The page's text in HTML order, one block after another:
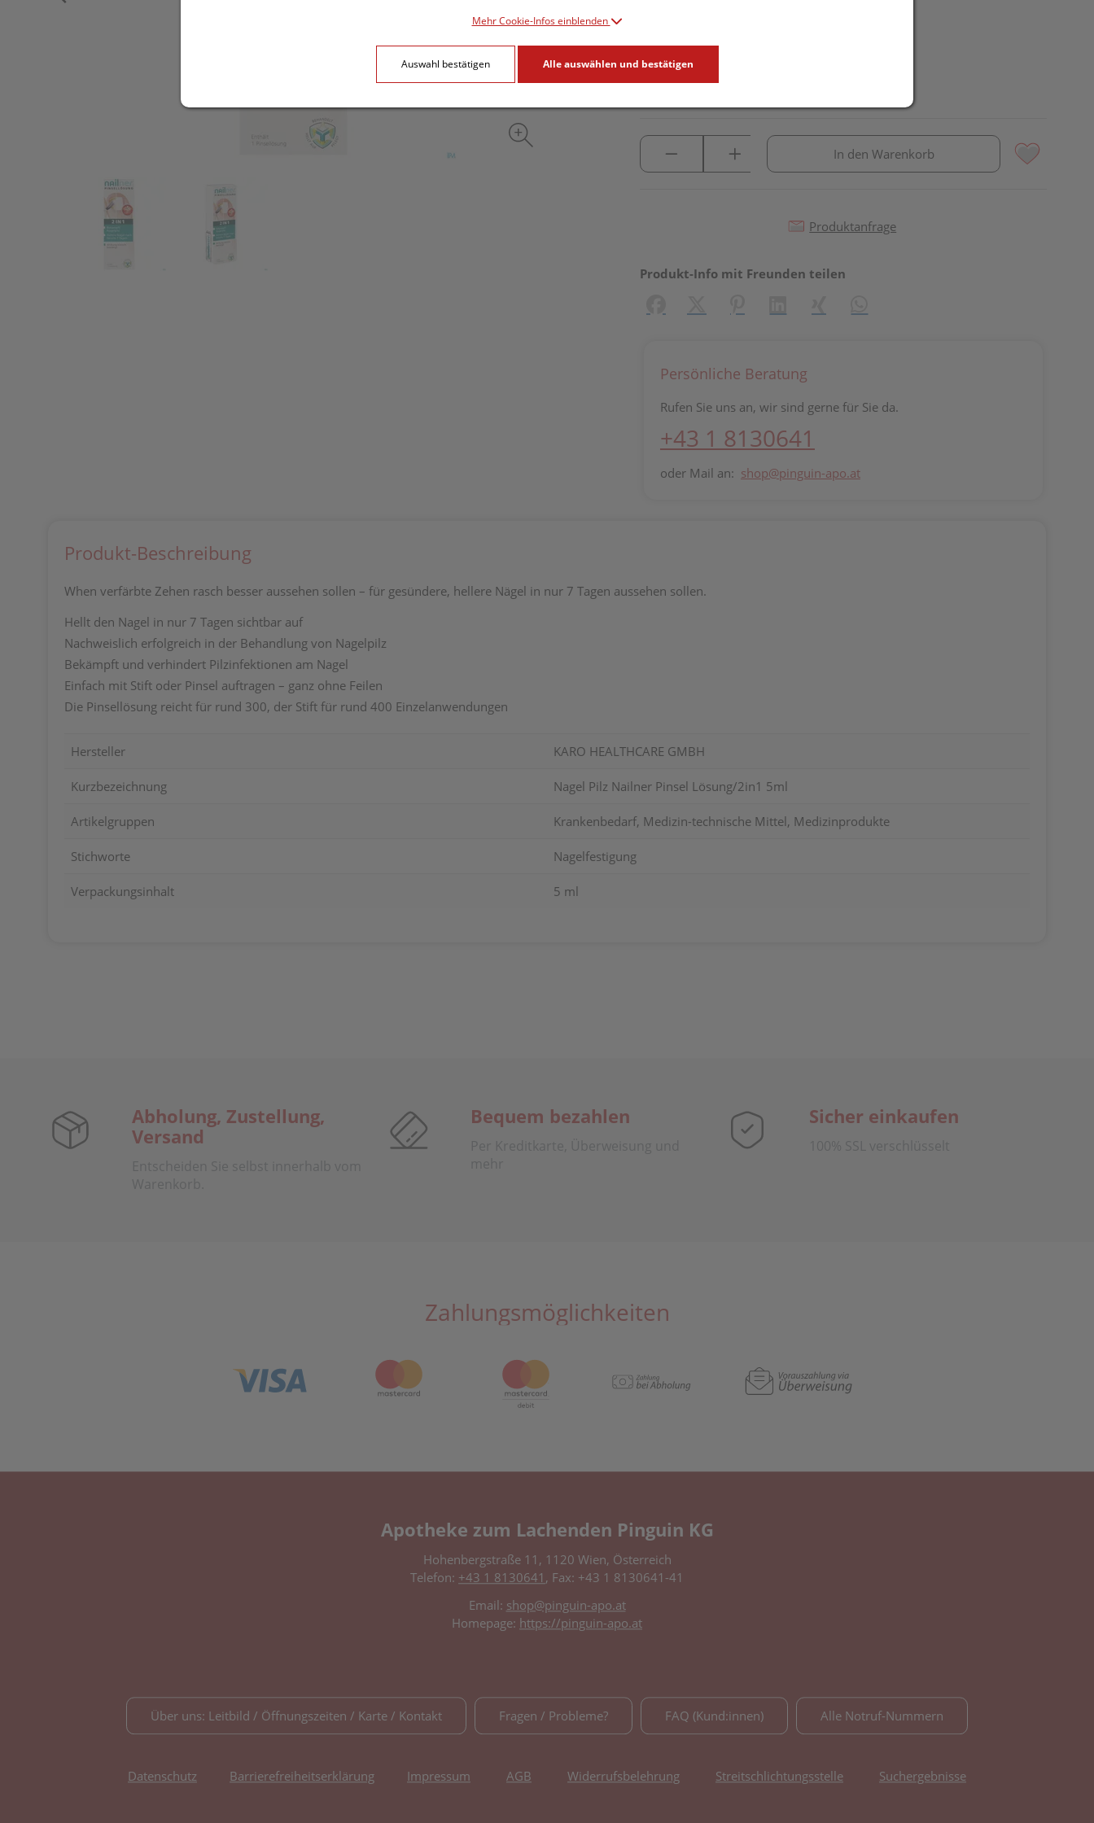
lieferbar
In den Warenkorb
Produktanfrage
Produkt-Info mit Freunden teilen
Persönliche Beratung
Rufen Sie uns an, wir sind gerne für Sie da.
+43 1 8130641
oder Mail an: shop@pinguin-apo.at
Produkt-Beschreibung
When verfärbte Zehen rasch besser aussehen sollen – für gesündere, hellere Nägel in nur 7 Tagen aussehen sollen.
Hellt den Nagel in nur 7 Tagen sichtbar auf
Nachweislich erfolgreich in der Behandlung von Nagelpilz
Bekämpft und verhindert Pilzinfektionen am Nagel
Einfach mit Stift oder Pinsel auftragen – ganz ohne Feilen
Die Pinsellösung reicht für rund 300, der Stift für rund 400 Einzelanwendungen
Hersteller KARO HEALTHCARE GMBH
Kurzbezeichnung Nagel Pilz Nailner Pinsel Lösung/2in1 5ml
Artikelgruppen Krankenbedarf, Medizin-technische Mittel, Medizinprodukte
Stichworte Nagelfestigung
Verpackungsinhalt 5 ml
Abholung, Zustellung,
Versand
Entscheiden Sie selbst innerhalb vom
Warenkorb.
Bequem bezahlen
Per Kreditkarte, Überweisung und
mehr
Sicher einkaufen
100% SSL verschlüsselt
Zahlungsmöglichkeiten
Apotheke zum Lachenden Pinguin KG
Hohenbergstraße 11, 1120 Wien, Österreich
Telefon: +43 1 8130641 , Fax: +43 1 8130641-41
Email: shop@pinguin-apo.at
Homepage: https://pinguin-apo.at
Über uns: Leitbild / Öffnungszeiten / Karte / Kontakt Fragen / Probleme? FAQ (Kund:innen) Alle Notruf-Nummern
Datenschutz Barrierefreiheitserklärung Impressum AGB Widerrufsbelehrung Streitschlichtungsstelle Suchergebnisse
Mehr Cookie-Infos einblenden
Auswahl bestätigen Alle auswählen und bestätigen